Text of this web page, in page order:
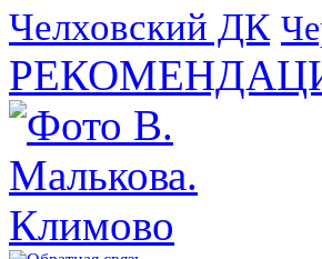
Челховский ДК